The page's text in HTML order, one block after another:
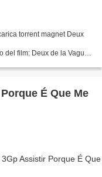
torrent magnet Deux
del film: Deux de la Vague
É Que Me